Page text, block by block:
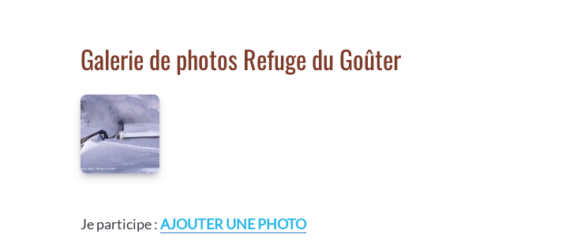
Galerie de photos Refuge du Goûter
Je participe :AJOUTER UNE PHOTO